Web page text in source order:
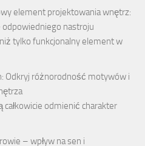
element projektowania wnętrz:
nastroju
tylko funkcjonalny element w
Odkryj różnorodność motywów i
odmienić charakter
– wpływ na sen i